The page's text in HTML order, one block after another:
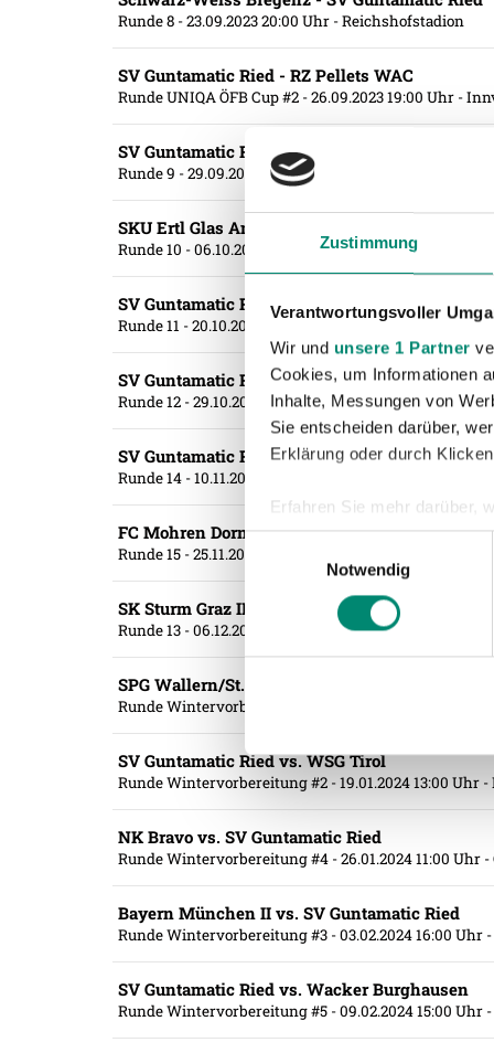
Zustimmung
Verantwortungsvoller
Wir und unsere 1 Partner
Cookies, um Informationen
Inhalte, Messungen von
Sie entscheiden darüber,
Erklärung oder durch
Erfahren Sie mehr darüber,
Einzelheitenfest.
Wir verwenden Cookies,
und die Zugriffe auf unsere
Weitere Details,
Einwilligungsauswahl
Notwendig
Runde 8 - 23.09.2023 20:00 Uhr - Reichshofstadion
SV Guntamatic Ried - RZ Pellets WAC
Runde UNIQA ÖFB Cup #2 - 26.09.2023 19:00 Uhr -
SV Guntamatic Ried - SV Horn
Runde 9 - 29.09.2023 18:10 Uhr
SKU Ertl Glas Amstetten - SV Guntamatic Ried
Runde 10 - 06.10.2023 18:10 Uhr- Ertl Glas-Stadion
SV Guntamatic Ried - First Vienna FC 1894
Runde 11 - 20.10.2023 18:10 Uhr - Innviertel Arena
SV Guntamatic Ried - SKN St. Pölten
Runde 12 - 29.10.2023 10:30 Uhr- Innviertel Arena
SV Guntamatic Ried - SV Licht-Loidl Lafnitz
Runde 14 - 10.11.2023 18:10 Uhr
FC Mohren Dornbirn 1913 - SV Guntamatic Ried
Runde 15 - 25.11.2023 14:30 Uhr
SK Sturm Graz II - SV Guntamatic Ried
Runde 13 - 06.12.2023 18:30 Uhr - ERGO Arena Wr.
SPG Wallern/St. Marienkirchen vs. SV
Runde Wintervorbereitung #1
SV Guntamatic Ried vs. WSG Tirol
Runde Wintervorbereitung #2 - 19.01.2024 13:00 Uhr -
NK Bravo vs. SV Guntamatic Ried
Runde Wintervorbereitung #4 - 26.01.2024 11:00 Uhr -
Bayern München II vs. SV Guntamatic Ried
Runde Wintervorbereitung #3 - 03.02.2024 16:00 Uhr
SV Guntamatic Ried vs. Wacker Burghausen
Runde Wintervorbereitung #5 - 09.02.2024 15:00 Uhr